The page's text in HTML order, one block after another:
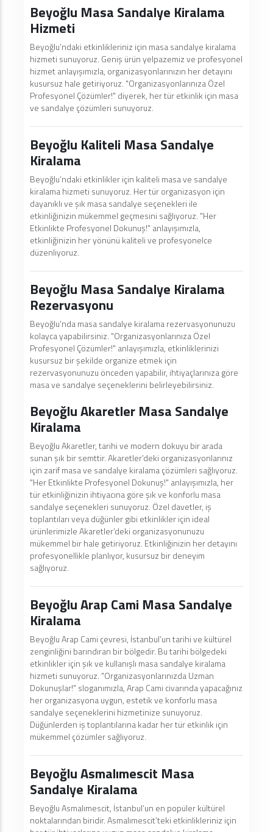
Beyoğlu Masa Sandalye Kiralama
Hizmeti
Beyoğlu’ndaki etkinlikleriniz için masa sandalye kiralama
hizmeti sunuyoruz. Geniş ürün yelpazemiz ve profesyonel
hizmet anlayışımızla, organizasyonlarınızın her detayını
kusursuz hale getiriyoruz. "Organizasyonlarınıza Özel
Profesyonel Çözümler!" diyerek, her tür etkinlik için masa
ve sandalye çözümleri sunuyoruz.
Beyoğlu Kaliteli Masa Sandalye
Kiralama
Beyoğlu’ndaki etkinlikler için kaliteli masa ve sandalye
kiralama hizmeti sunuyoruz. Her tür organizasyon için
dayanıklı ve şık masa sandalye seçenekleri ile
etkinliğinizin mükemmel geçmesini sağlıyoruz. "Her
Etkinlikte Profesyonel Dokunuş!" anlayışımızla,
etkinliğinizin her yönünü kaliteli ve profesyonelce
düzenliyoruz.
Beyoğlu Masa Sandalye Kiralama
Rezervasyonu
Beyoğlu’nda masa sandalye kiralama rezervasyonunuzu
kolayca yapabilirsiniz. "Organizasyonlarınıza Özel
Profesyonel Çözümler!" anlayışımızla, etkinliklerinizi
kusursuz bir şekilde organize etmek için
rezervasyonunuzu önceden yapabilir, ihtiyaçlarınıza göre
masa ve sandalye seçeneklerini belirleyebilirsiniz.
Beyoğlu Akaretler Masa Sandalye
Kiralama
Beyoğlu Akaretler, tarihi ve modern dokuyu bir arada
sunan şık bir semttir. Akaretler’deki organizasyonlarınız
için zarif masa ve sandalye kiralama çözümleri sağlıyoruz.
"Her Etkinlikte Profesyonel Dokunuş!" anlayışımızla, her
tür etkinliğinizin ihtiyacına göre şık ve konforlu masa
sandalye seçenekleri sunuyoruz. Özel davetler, iş
toplantıları veya düğünler gibi etkinlikler için ideal
ürünlerimizle Akaretler’deki organizasyonunuzu
mükemmel bir hale getiriyoruz. Etkinliğinizin her detayını
profesyonellikle planlıyor, kusursuz bir deneyim
sağlıyoruz.
Beyoğlu Arap Cami Masa Sandalye
Kiralama
Beyoğlu Arap Cami çevresi, İstanbul’un tarihi ve kültürel
zenginliğini barındıran bir bölgedir. Bu tarihi bölgedeki
etkinlikler için şık ve kullanışlı masa sandalye kiralama
hizmeti sunuyoruz. "Organizasyonlarınızda Uzman
Dokunuşlar!" sloganımızla, Arap Cami civarında yapacağınız
her organizasyona uygun, estetik ve konforlu masa
sandalye seçeneklerini hizmetinize sunuyoruz.
Düğünlerden iş toplantılarına kadar her tür etkinlik için
mükemmel çözümler sağlıyoruz.
Beyoğlu Asmalımescit Masa
Sandalye Kiralama
Beyoğlu Asmalımescit, İstanbul’un en popüler kültürel
noktalarından biridir. Asmalımescit’teki etkinlikleriniz için